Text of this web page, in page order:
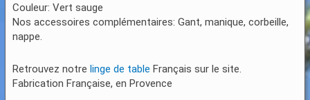
Couleur: Vert sauge
Nos accessoires complémentaires: Gant, manique, corbeille,
nappe.
Retrouvez notrelinge de table Français sur le site.
Fabrication Française, en Provence